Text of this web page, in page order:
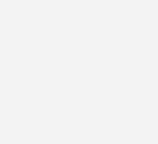
bis zur Baureife und
überzeichneten
sichert die UKA-
schwierigen Bedingungen.
Projektentwickler ihre Risiken